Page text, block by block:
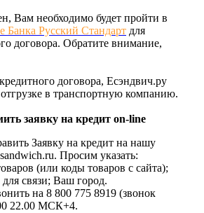
Вам необходимо будет пройти в
Банка Русский Стандарт для
договора. Обратите внимание,
договора, Есэндвич.ру
в транспортную компанию.
заявку на кредит on-line
Заявку на кредит на нашу
Просим указать:
(или коды товаров с сайта);
связи; Ваш город.
на 8 800 775 8919 (звонок
22.00 МСК+4.